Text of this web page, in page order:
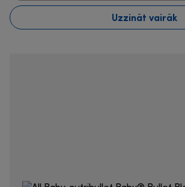
Uzzināt vairāk